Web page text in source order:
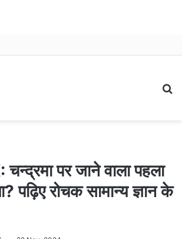
पर जाने वाला पहला
पढ़िए रोचक सामान्य ज्ञान के